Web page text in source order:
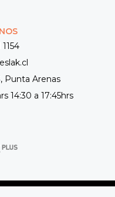
Punta Arenas
14:30 a 17:45hrs